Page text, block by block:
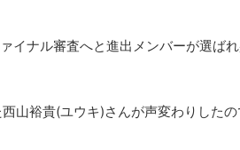
イナル審査へと進出メンバーが選ば
山裕貴(ユウキ)さんが声変わりした